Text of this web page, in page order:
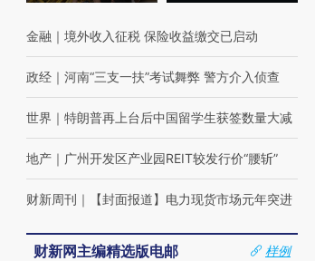
金融 ｜ 境外收入征税 保险收益缴交已启动
政经 ｜ 河南“三支一扶”考试舞弊 警方介入侦查
世界 ｜ 特朗普再上台后中国留学生获签数量大减
地产 ｜ 广州开发区产业园REIT较发行价“腰斩”
财新周刊 ｜ 【封面报道】电力现货市场元年突进
财新网主编精选版电邮
样例